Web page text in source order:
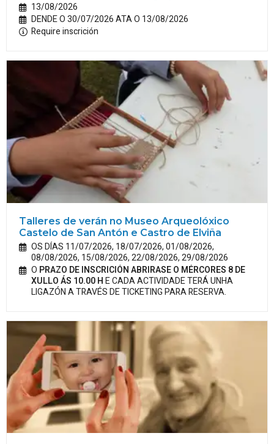
13/08/2026
DENDE O 30/07/2026 ATA O 13/08/2026
Require inscrición
Talleres de verán no Museo Arqueolóxico
Castelo de San Antón e Castro de Elviña
OS DÍAS 11/07/2026, 18/07/2026, 01/08/2026,
08/08/2026, 15/08/2026, 22/08/2026, 29/08/2026
O PRAZO DE INSCRICIÓN ABRIRASE O MÉRCORES 8 DE
XULLO ÁS 10.00 HE CADA ACTIVIDADE TERÁ UNHA
LIGAZÓN A TRAVÉS DE TICKETING PARA RESERVA.